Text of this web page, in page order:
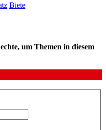
Biete
um Themen in diesem